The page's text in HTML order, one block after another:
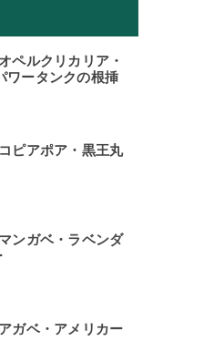
ペルクリカリア・
ワータンクの根挿
ピアポア・黒王丸
ンガベ・ラベンダ
ガベ・アメリカー